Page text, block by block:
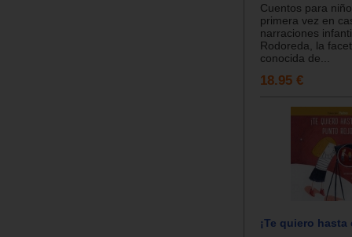
Cuentos para
primera vez en
narraciones
Rodoreda, la
conocida de...
18.95 €
¡Te quiero